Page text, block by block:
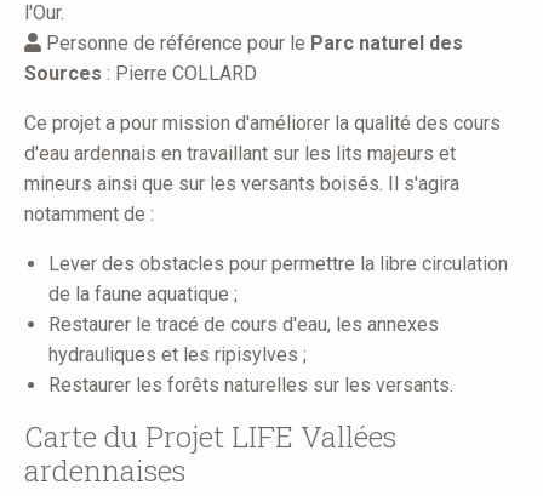
l'Our.
Personne de référence pour le Parc naturel des
Sources : Pierre COLLARD
Ce projet a pour mission d'améliorer la qualité des cours
d'eau ardennais en travaillant sur les lits majeurs et
mineurs ainsi que sur les versants boisés. Il s'agira
notamment de :
Lever des obstacles pour permettre la libre circulation
de la faune aquatique ;
Restaurer le tracé de cours d'eau, les annexes
hydrauliques et les ripisylves ;
Restaurer les forêts naturelles sur les versants.
Carte du Projet LIFE Vallées
ardennaises